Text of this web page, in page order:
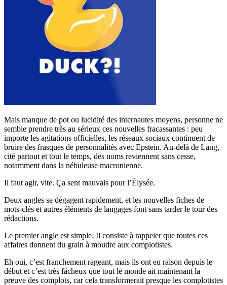
Mais manque de pot ou lucidité des internautes moyens, personne ne
semble prendre très au sérieux ces nouvelles fracassantes : peu
importe les agitations officielles, les réseaux sociaux continuent de
bruire des frasques de personnalités avec Epstein. Au-delà de Lang,
cité partout et tout le temps, des noms reviennent sans cesse,
notamment dans la nébuleuse macronienne.
Il faut agir, vite. Ça sent mauvais pour l’Élysée.
Deux angles se dégagent rapidement, et les nouvelles fiches de
mots-clés et autres éléments de langages font sans tarder le tour des
rédactions.
Le premier angle est simple. Il consiste à rappeler que toutes ces
affaires donnent du grain à moudre aux complotistes.
Eh oui, c’est franchement rageant, mais ils ont eu raison depuis le
début et c’est très fâcheux que tout le monde ait maintenant la
preuve des complots, car cela transformerait presque les complotistes